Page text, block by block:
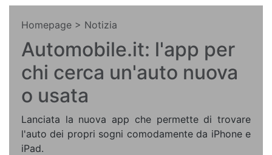
Homepage > Notizia
Automobile.it: l'app per
chi cerca un'auto nuova
o usata
Lanciata la nuova app che permette di trovare
l'auto dei propri sogni comodamente da iPhone e
iPad.